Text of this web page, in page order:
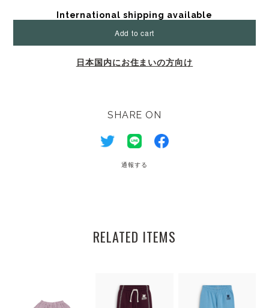
International shipping available
Add to cart
日本国内にお住まいの方向け
SHARE ON
通報する
RELATED ITEMS